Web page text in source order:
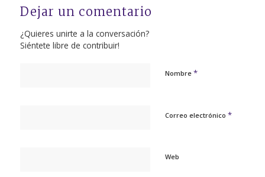
Dejar un comentario
¿Quieres unirte a la conversación?
Siéntete libre de contribuir!
Nombre *
Correo electrónico *
Web